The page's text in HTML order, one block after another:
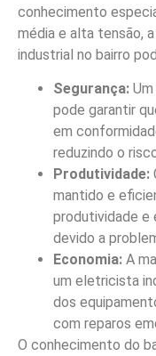
conhecimento
média e alta tensão,
industrial no bairro
Segurança:
pode garantir
em
reduzindo o
Produtividade:
mantido e
produtividade e
devido a
Economia: A
um eletricista
dos
com reparos
O conhecimento do